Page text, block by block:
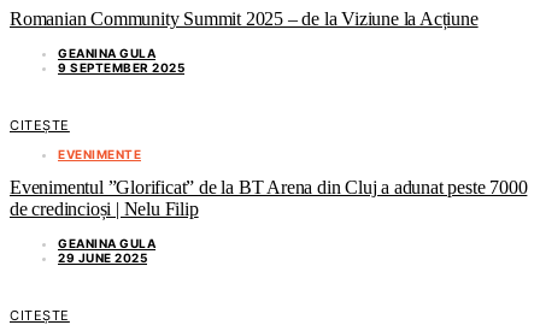
Romanian Community Summit 2025 – de la Viziune la Acțiune
GEANINA GULA
9 SEPTEMBER 2025
CITEȘTE
EVENIMENTE
Evenimentul ”Glorificat” de la BT Arena din Cluj a adunat peste 7000
de credincioși | Nelu Filip
GEANINA GULA
29 JUNE 2025
CITEȘTE